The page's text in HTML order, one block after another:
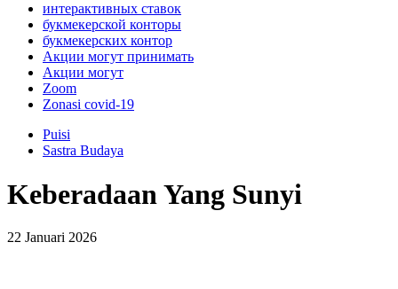
интерактивных ставок
букмекерской конторы
букмекерских контор
Акции могут принимать
Акции могут
Zoom
Zonasi covid-19
Puisi
Sastra Budaya
Keberadaan Yang Sunyi
22 Januari 2026